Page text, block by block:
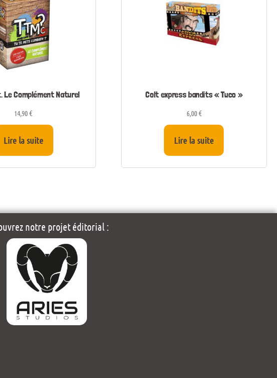
Le Complément Naturel
14,90€
Lire la suite
Colt express bandits « Tuco »
6,00€
Lire la suite
notre projet éditorial :